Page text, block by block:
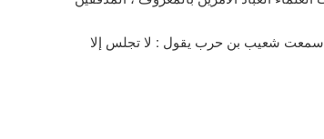
: سمعت شعيب بن حرب يقول : لا تجلس إلا